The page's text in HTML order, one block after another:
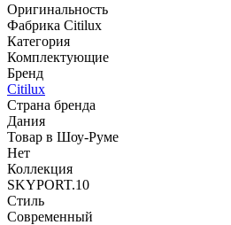
Оригинальность
Фабрика Citilux
Категория
Комплектующие
Бренд
Citilux
Страна бренда
Дания
Товар в Шоу-Руме
Нет
Коллекция
SKYPORT.10
Стиль
Современный